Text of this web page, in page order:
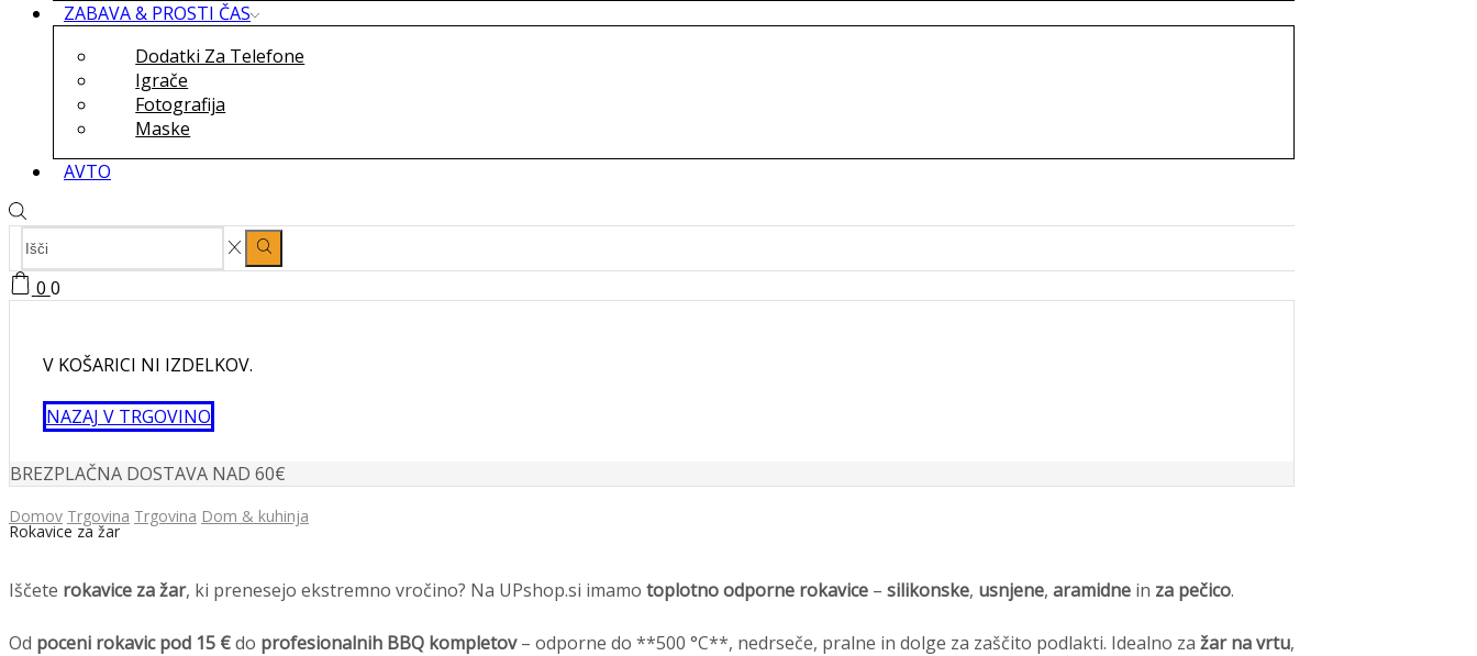
ZABAVA & PROSTI ČAS
Dodatki Za Telefone
Igrače
Fotografija
Maske
AVTO
SEARCH
INPUT
Search
0 0
V KOŠARICI NI IZDELKOV.
NAZAJ V TRGOVINO
BREZPLAČNA DOSTAVA NAD 60€
Domov Trgovina Trgovina Dom & kuhinja
Rokavice za žar
Iščete rokavice za žar, ki prenesejo ekstremno vročino? Na UPshop.si imamo toplotno odporne rokavice – silikonske, usnjene, aramidne in za pečico.
Od poceni rokavic pod 15 €do profesionalnih BBQ kompletov– odporne do **500 °C**, nedrseče, pralne in dolge za zaščito podlakti. Idealno za žar na vrtu,